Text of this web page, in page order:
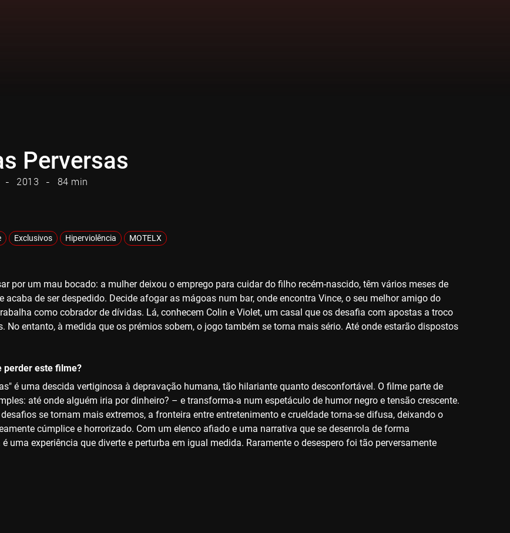
Perversas
2013 84 min
Exclusivos Hiperviolência MOTELX
por um mau bocado: a mulher deixou o emprego para cuidar do filho recém-nascido, têm vários meses de
acaba de ser despedido. Decide afogar as mágoas num bar, onde encontra Vince, o seu melhor amigo do
como cobrador de dívidas. Lá, conhecem Colin e Violet, um casal que os desafia com apostas a troco
No entanto, à medida que os prémios sobem, o jogo também se torna mais sério. Até onde estarão dispostos
perder este filme?
é uma descida vertiginosa à depravação humana, tão hilariante quanto desconfortável. O filme parte de
até onde alguém iria por dinheiro? – e transforma-a num espetáculo de humor negro e tensão crescente.
se tornam mais extremos, a fronteira entre entretenimento e crueldade torna-se difusa, deixando o
cúmplice e horrorizado. Com um elenco afiado e uma narrativa que se desenrola de forma
uma experiência que diverte e perturba em igual medida. Raramente o desespero foi tão perversamente